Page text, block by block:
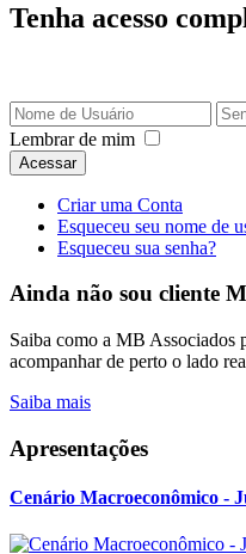
Tenha acesso
Lembrar de mim
Acessar
Criar uma Conta
Esqueceu seu nome de
Esqueceu sua senha?
Ainda não sou cliente
Saiba como a MB Associados
acompanhar de perto o lado
Saiba mais
Apresentações
Cenário Macroeconômico -